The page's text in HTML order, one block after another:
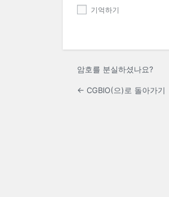
기억하기
암호를 분실하셨나요?
← CGBIO(으)로 돌아가기